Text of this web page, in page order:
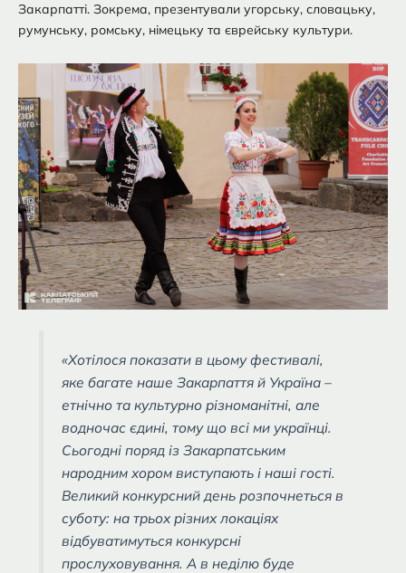
Закарпатті. Зокрема, презентували угорську, словацьку,
румунську, ромську, німецьку та єврейську культури.
«Хотілося показати в цьому фестивалі,
яке багате наше Закарпаття й Україна –
етнічно та культурно різноманітні, але
водночас єдині, тому що всі ми українці.
Сьогодні поряд із Закарпатським
народним хором виступають і наші гості.
Великий конкурсний день розпочнеться в
суботу: на трьох різних локаціях
відбуватимуться конкурсні
прослуховування. А в неділю буде